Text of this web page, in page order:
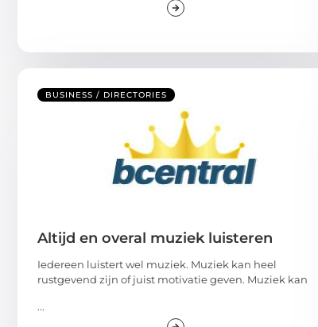
BUSINESS / DIRECTORIES
Altijd en overal muziek luisteren
Iedereen luistert wel muziek. Muziek kan heel
rustgevend zijn of juist motivatie geven. Muziek kan
...